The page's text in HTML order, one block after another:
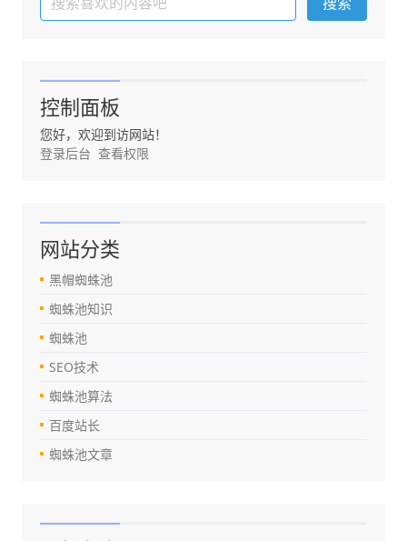
控制面板
您好，欢迎到访网站！
登录后台 查看权限
网站分类
黑帽蜘蛛池
蜘蛛池知识
蜘蛛池
SEO技术
蜘蛛池算法
百度站长
蜘蛛池文章